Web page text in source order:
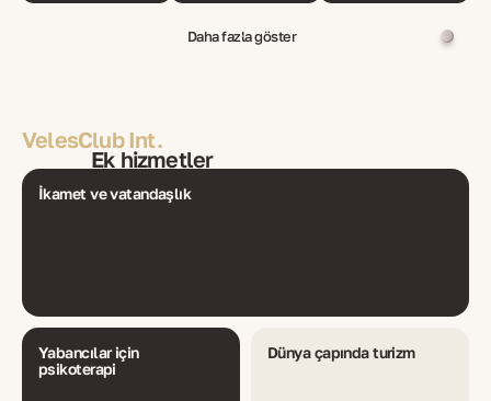
Daha fazla göster
VelesClub Int.
Ek hizmetler
İkamet ve vatandaşlık
Yabancılar için
psikoterapi
Dünya çapında turizm